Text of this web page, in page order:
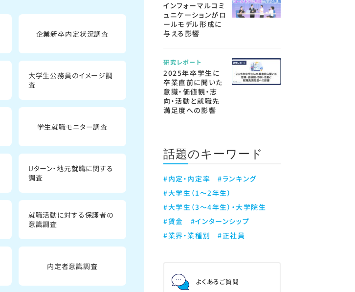
企業新卒内定状況調査
大学生公務員のイメージ調
査
学生就職モニター調査
Uターン・地元就職に関する
調査
就職活動に対する保護者の
意識調査
内定者意識調査
インフォーマルコミ
ュニケーションがロ
ールモデル形成に
与える影響
研究レポート
2025年卒学生に
卒業直前に聞いた
意識・価値観・志
向・活動と就職先
満足度への影響
話題のキーワード
#内定・内定率
#ランキング
#大学生（1～2年生）
#大学生（3～4年生）・大学院生
#賃金
#インターンシップ
#業界・業種別
#正社員
よくあるご質問